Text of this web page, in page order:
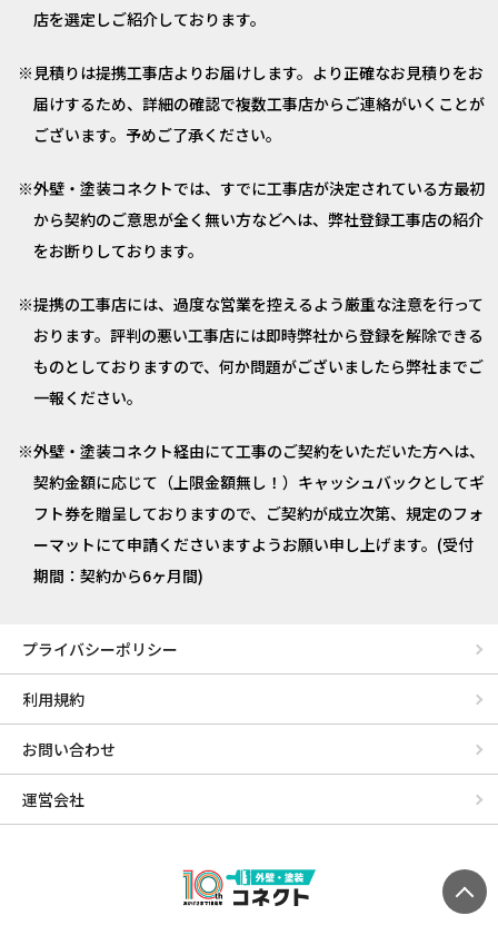
店を選定しご紹介しております。
見積りは提携工事店よりお届けします。より正確なお見積りをお
届けするため、詳細の確認で複数工事店からご連絡がいくことが
ございます。予めご了承ください。
外壁・塗装コネクトでは、すでに工事店が決定されている方最初
から契約のご意思が全く無い方などへは、弊社登録工事店の紹介
をお断りしております。
提携の工事店には、過度な営業を控えるよう厳重な注意を行って
おります。評判の悪い工事店には即時弊社から登録を解除できる
ものとしておりますので、何か問題がございましたら弊社までご
一報ください。
外壁・塗装コネクト経由にて工事のご契約をいただいた方へは、
契約金額に応じて（上限金額無し！）キャッシュバックとしてギ
フト券を贈呈しておりますので、ご契約が成立次第、規定のフォ
ーマットにて申請くださいますようお願い申し上げます。(受付
期間：契約から6ヶ月間)
プライバシーポリシー
利用規約
お問い合わせ
運営会社